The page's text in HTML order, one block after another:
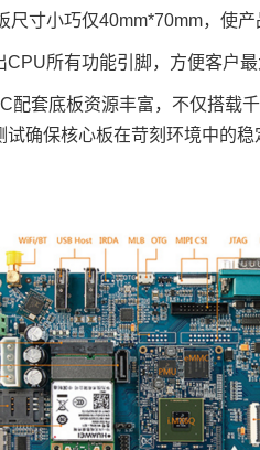
尺寸小巧仅40mm*70mm，使产
CPU所有功能引脚，方便客户
配套底板资源丰富，不仅搭载
试确保核心板在苛刻环境中的稳